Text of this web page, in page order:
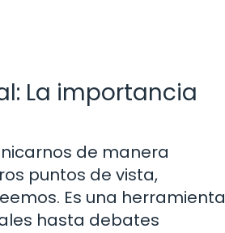
La importancia
de manera
puntos de vista,
Es una herramienta
hasta debates